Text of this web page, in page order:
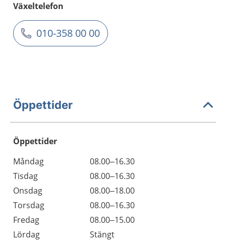
Växeltelefon
010-358 00 00
Öppettider
Öppettider
Dag
Öppettider
Kommentarer
Måndag
08.00–16.30
Tisdag
08.00–16.30
Onsdag
08.00–18.00
Torsdag
08.00–16.30
Fredag
08.00–15.00
Lördag
Stängt